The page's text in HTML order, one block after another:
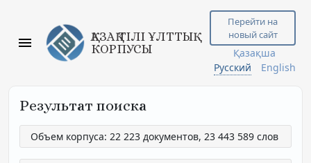
ҚАЗАҚ ТІЛІ ҰЛТТЫҚ
КОРПУСЫ
Перейти на
новый сайт
Қазақша
Русский
English
Результат поиска
Объем корпуса: 22 223 документов, 23 443 589 слов